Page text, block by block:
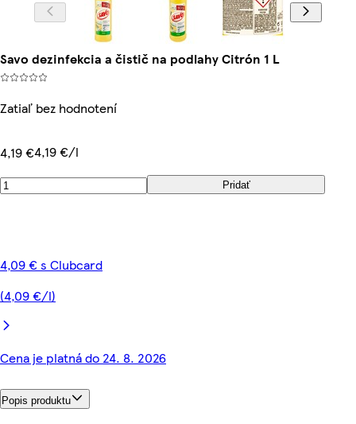
Savo dezinfekcia a čistič na podlahy Citrón 1 L
Zatiaľ bez hodnotení
4,19 €4,19 €/l
Pridať
4,09 € s Clubcard
(4,09 €/l)
Cena je platná do 24. 8. 2026
Popis produktu